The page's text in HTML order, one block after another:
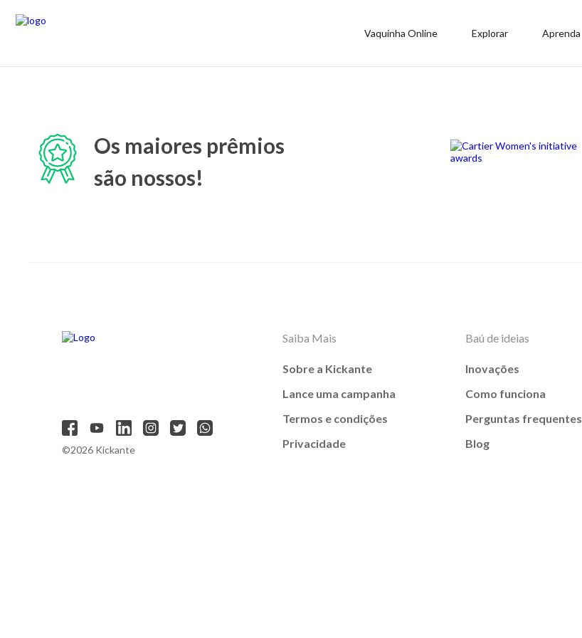
Vaquinha Online Explorar Aprenda
Os maiores prêmios
são nossos!
©2026 Kickante
Saiba Mais
Sobre a Kickante
Lance uma campanha
Termos e condições
Privacidade
Baú de ideias
Inovações
Como funciona
Perguntas frequentes
Blog